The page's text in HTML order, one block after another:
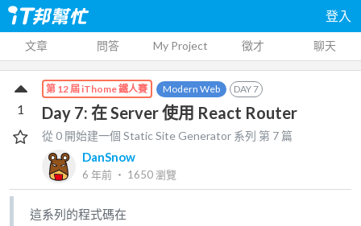
登入
文章 問答 My Project 徵才 聊天
第 12 屆 iThome 鐵人賽 Modern Web DAY7
Day 7: 在 Server 使用 React Router
從 0 開始建一個 Static Site Generator 系列 第 7 篇
DanSnow
6 年前 ‧ 1650瀏覽
1
這系列的程式碼在